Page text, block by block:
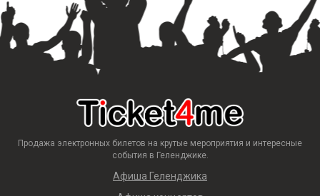
Продажа электронных билетов на крутые мероприятия и интересные
события в Геленджике.
Афиша Геленджика